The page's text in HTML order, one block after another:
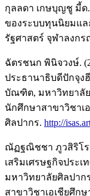
กุลลดา เกษบุญชู มี้ด.
ของระบบทุนนิยมแ
รัฐศาสตร์ จุฬาลงกร
ฉัตรชนก พินิจวงษ์.
ประธานาธิบดีปักจุง
บัณฑิต, มหาวิทยาลั
นักศึกษาสาขาวิชาเ
ศิลปากร. http://
ณัฏฐณิชชา ภูวสิริโรจ
เสริมเศรษฐกิจปร
มหาวิทยาลัยศิลปา
สาขาวิชาเอเชียศึก